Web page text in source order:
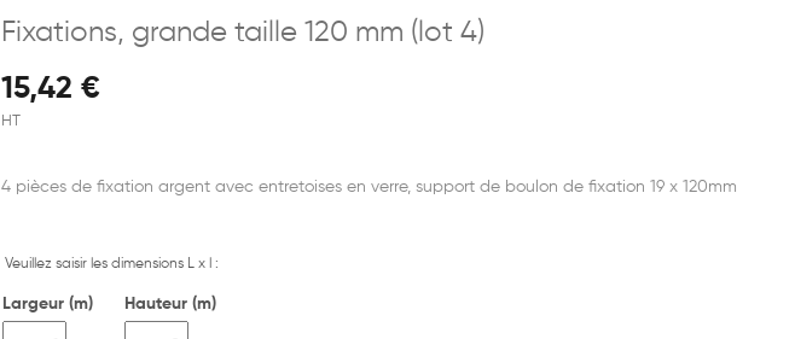
Fixations, grande taille 120 mm (lot 4)
15,42 €
HT
4 pièces de fixation argent avec entretoises en verre, support de boulon de fixation 19 x 120mm
Veuillez saisir les dimensions L x l :
Largeur (m) Hauteur (m)